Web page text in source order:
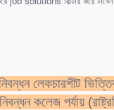
Page
জন
মানুষ
লেকচারশীট
কলেজ পর্যায়